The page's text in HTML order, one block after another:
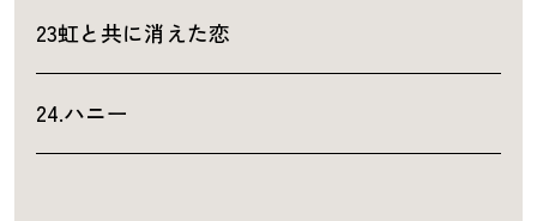
23虹と共に消えた恋
24.ハニー